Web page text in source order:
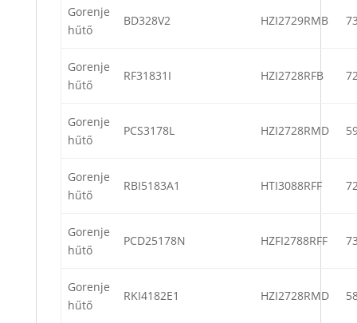
Gorenje
hűtő
BD328V2 HZI2729RMB
Gorenje
hűtő
RF31831I HZI2728RFB
Gorenje
hűtő
PCS3178L HZI2728RMD
Gorenje
hűtő
RBI5183A1 HTI3088RFF
Gorenje
hűtő
PCD25178N HZFI2788RFF
Gorenje
hűtő
RKI4182E1 HZI2728RMD